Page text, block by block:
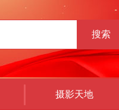
搜索
摄影天地